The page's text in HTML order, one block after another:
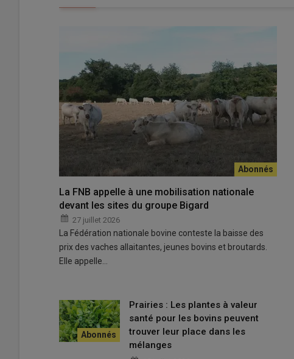
Derrière chaque troupeau, la gestion de la consanguinité
races et sur des choix individuels au sein des élevages.
© A.-L. Galon
Lors d’un webinaire, Coralie Danchin-Burge et Stéphanie
laconsanguinité
, un phénomène qui apparaît lorsque les
donc une partie de leur ADN.
Selon Coralie Danchin,
« l’accouplement entre apparentés a
rapide des animaux et l’homogénéisation
phénomène inévitable, inhérent à toute population fermée, qu’il
cherche à limiter la
consanguinité
, l’objectif principal est
pour un élevage. D’une part, la consanguinité favorise la
l’apparition de nouvelles mutations, mais augmente la
population. Certaines affections bien connues en sont des
La FNB appelle à une mobilisation nationale
devant les sites du groupe Bigard
27 juillet 2026
La Fédération nationale bovine conteste la baisse des
prix des vaches allaitantes, jeunes bovins et broutards.
Elle appelle…
Prairies : Les plantes à valeur
santé pour les bovins peuvent
trouver leur place dans les
mélanges